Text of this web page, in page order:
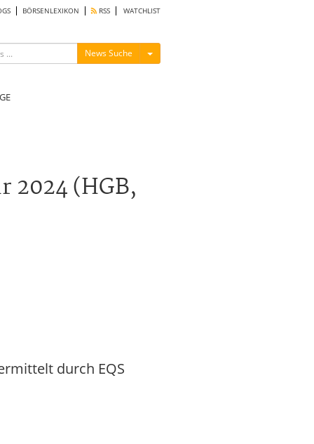
BÖRSENLEXIKON RSS WATCHLIST
News Suche Menü ein-/ausblenden
2024 (HGB,
durch EQS